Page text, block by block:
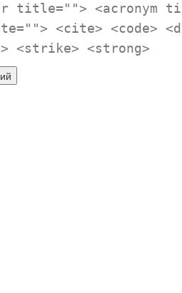
title=""> <acronym
<cite> <code>
<strike> <strong>